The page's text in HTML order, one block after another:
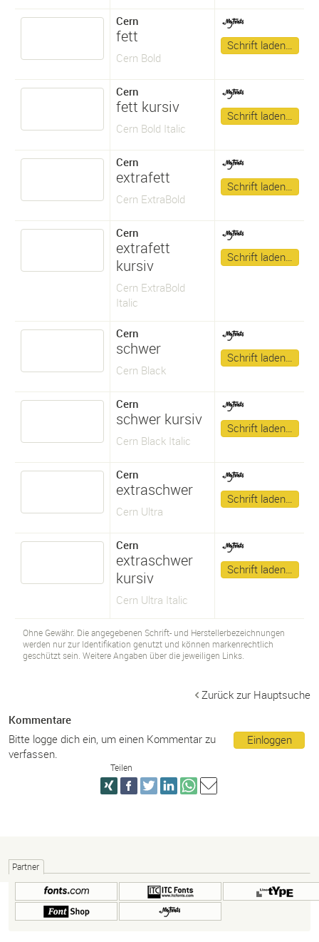
Cern
fett
Cern Bold
Schrift laden…
Cern
fett kursiv
Cern Bold Italic
Schrift laden…
Cern
extrafett
Cern ExtraBold
Schrift laden…
Cern
extrafett
kursiv
Cern ExtraBold
Italic
Schrift laden…
Cern
schwer
Cern Black
Schrift laden…
Cern
schwer kursiv
Cern Black Italic
Schrift laden…
Cern
extraschwer
Cern Ultra
Schrift laden…
Cern
extraschwer
kursiv
Cern Ultra Italic
Schrift laden…
Ohne Gewähr. Die angegebenen Schrift- und Herstellerbezeichnungen
werden nur zur Identifikation genutzt und können markenrechtlich
geschützt sein. Weitere Angaben über die jeweiligen Links.
Zurück zur Hauptsuche
Kommentare
Einloggen
Bitte logge dich ein, um einen Kommentar zu
verfassen.
Teilen
Partner